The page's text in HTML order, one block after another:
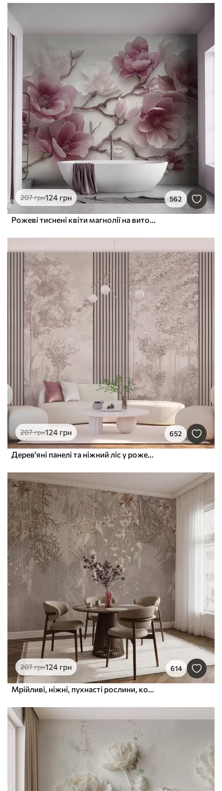
207грн124 грн 562
Рожеві тиснені квіти магнолії на витонченій гілці
207грн124 грн 652
Дерев'яні панелі та ніжний ліс у рожевих тонах
207грн124 грн 614
Мрійливі, ніжні, пухнасті рослини, колоски та квіти в коричневих пастельних тонах на туманному, фактурному тлі